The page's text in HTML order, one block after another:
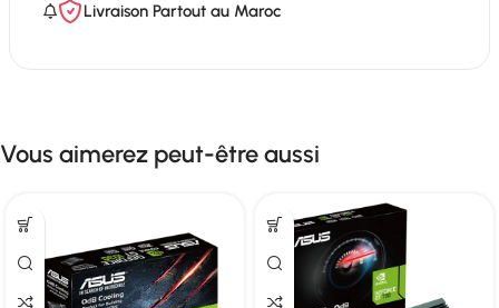
Livraison Partout au Maroc
Vous aimerez peut-être aussi